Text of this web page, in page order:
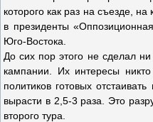
которого как раз на съезде,
в президенты
Юго-Востока.
До сих пор этого не сделал
кампании. Их интересы
политиков готовых
вырасти в 2,5-3 раза. Это
второго тура.